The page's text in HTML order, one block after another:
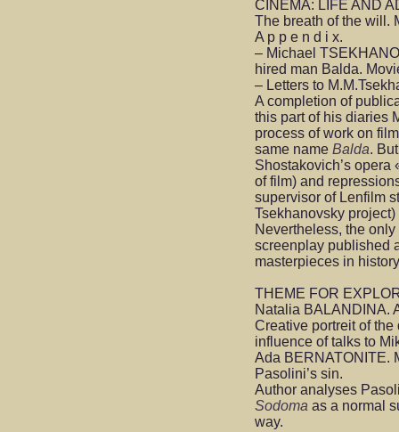
CINEMA: LIFE AND
The breath of the will.
A p p e n d i x.
– Michael
hired man Balda.
– Letters to
A completion of
this part of his diaries
process of work on
same name Balda.
Shostakovich’s opera
of film) and
supervisor of Lenfilm
Tsekhanovsky
Nevertheless, the
screenplay published
masterpieces in
THEME FOR
Natalia BALANDINA.
Creative portreit of
influence of talks to
Ada BERNATONITE.
Pasolini’s sin.
Author analyses
Sodoma as a normal
way.